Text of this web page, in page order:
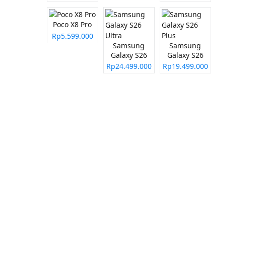
Poco X8 Pro
Rp5.599.000
Samsung
Galaxy S26
Ultra
Rp24.499.000
Samsung
Galaxy S26
Plus
Rp19.499.000